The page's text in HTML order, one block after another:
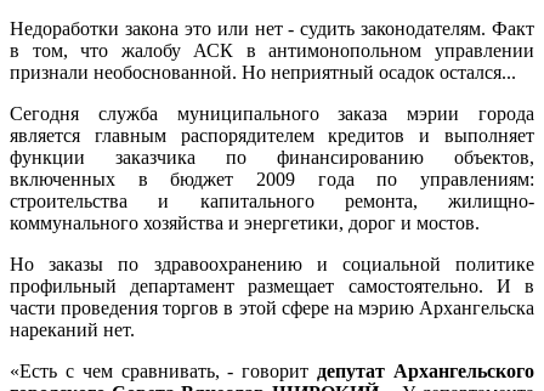
Недоработки закона это или нет - судить законодателям. Факт
в том, что жалобу АСК в антимонопольном управлении
признали необоснованной. Но неприятный осадок остался...
Сегодня служба муниципального заказа мэрии города
является главным распорядителем кредитов и выполняет
функции заказчика по финансированию объектов,
включенных в бюджет 2009 года по управлениям:
строительства и капитального ремонта, жилищно-
коммунального хозяйства и энергетики, дорог и мостов.
Но заказы по здравоохранению и социальной политике
профильный департамент размещает самостоятельно. И в
части проведения торгов в этой сфере на мэрию Архангельска
нареканий нет.
«Есть с чем сравнивать, - говорит депутат Архангельского